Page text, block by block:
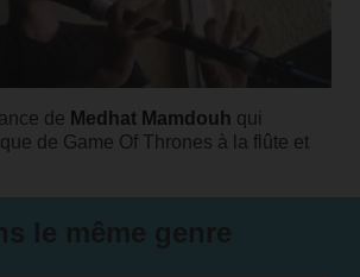
de Medhat Mamdouh qui
de Game Of Thrones à la flûte et